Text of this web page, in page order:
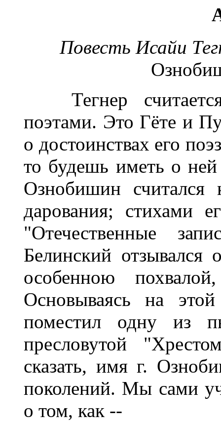
Повесть Исайи
Тегнер
поэтами. Это Гёте и
о достоинствах его
то будешь иметь о
Ознобишин считался
дарования; стихами
"Отечественные
Белинский
особенною
Основываясь на
поместил одну из
пресловутой
сказать, имя г.
поколений. Мы сами
о том, как --